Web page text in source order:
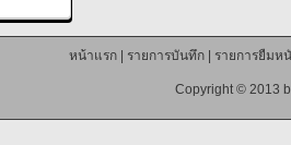
หน้าแรก| รายการบันทึก| รายการยืมห
Copyright © 2013